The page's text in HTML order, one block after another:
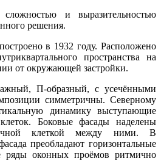
и выразительностью
решения.
в 1932 году. Расположено
пространства на
от окружающей застройки.
П-образный, с усечёнными
симметричны. Северному
динамику выступающие
Боковые фасады наделены
клеткой между ними. В
преобладают горизонтальные
ряды оконных проёмов ритмично